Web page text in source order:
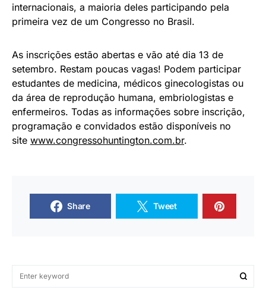
internacionais, a maioria deles participando pela
primeira vez de um Congresso no Brasil.
As inscrições estão abertas e vão até dia 13 de
setembro. Restam poucas vagas! Podem participar
estudantes de medicina, médicos ginecologistas ou
da área de reprodução humana, embriologistas e
enfermeiros. Todas as informações sobre inscrição,
programação e convidados estão disponíveis no
site www.congressohuntington.com.br.
Share Tweet